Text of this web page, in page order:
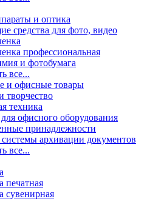
и оптика
средства для фото, видео
профессиональная
и фотобумага
все...
и офисные товары
творчество
техника
офисного оборудования
принадлежности
архивации документов
все...
печатная
сувенирная